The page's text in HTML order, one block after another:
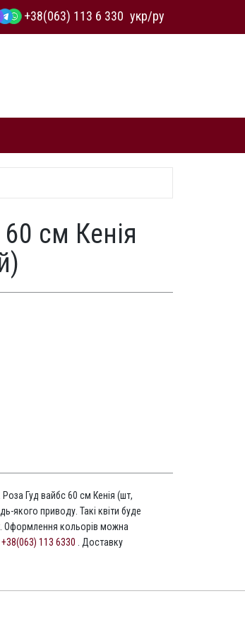
+38(063) 113 6 330 укр/ру
см Кенія
Гуд вайбс 60 см Кенія (шт,
якого приводу. Такі квіти буде
Оформлення кольорів можна
+38(063) 113 6330 . Доставку